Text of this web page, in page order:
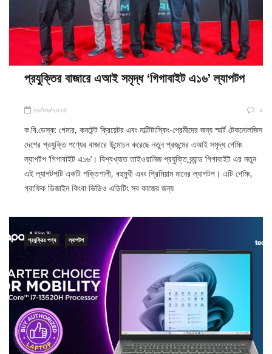
প্রযুুক্তির বাজারে এআই সমৃদ্ধ ‘গিগাবাইট এ১৬’ ল্যাপটপ
২৬/০৬/২০২৫ ০
ক.বি.ডেস্ক: গেমার, কনটেন্ট ক্রিয়েটর এবং মাল্টিটাস্কিং-প্রেমীদের জন্য স্মার্ট টেকনোলজিস
দেশের প্রযুক্তি পণ্যের বাজারে উন্মোচন করেছে নতুন প্রজন্মের এআই সমৃদ্ধ গেমিং
ল্যাপটপ ‘গিগাবাইট এ১৬’। বিশ্বখ্যাত তাইওয়ানিজ প্রযুক্তি ব্র্যান্ড গিগাবাইট এর নতুন
এই ল্যাপটপটি একটি শক্তিশালী, বহুমুখী এবং প্রিমিয়াম মানের ল্যাপটপ। এটি গেমিং,
গ্রাফিক ডিজাইন কিংবা ভিডিও এডিটিং সব কাজের জন্য
প্রযুক্রির পণ্য ল্যাপটপ